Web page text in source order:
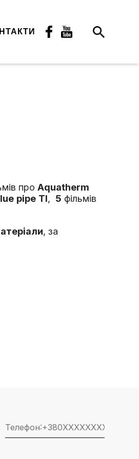
проAquatherm
pipe TI, 5 фільмів
, за